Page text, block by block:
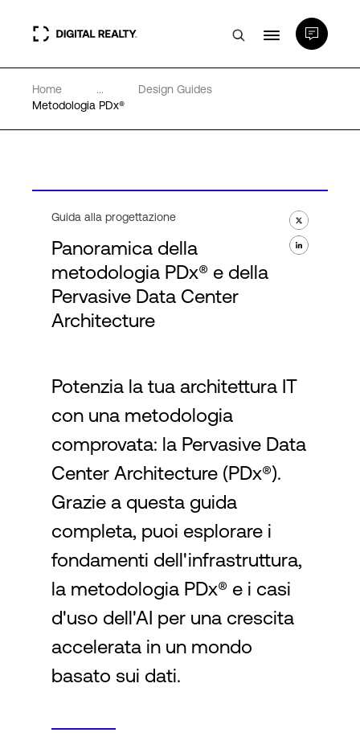
Data center
Competenze e Risorse
Chi Siamo
Accesso
Home ...
Design Guides
Metodologia PDx®
Guida alla progettazione
Panoramica della
metodologia PDx® e della
Pervasive Data Center
Architecture
Potenzia la tua architettura IT
con una metodologia
comprovata: la Pervasive Data
Center Architecture (PDx®).
Grazie a questa guida
completa, puoi esplorare i
fondamenti dell'infrastruttura,
la metodologia PDx® e i casi
d'uso dell'AI per una crescita
accelerata in un mondo
basato sui dati.